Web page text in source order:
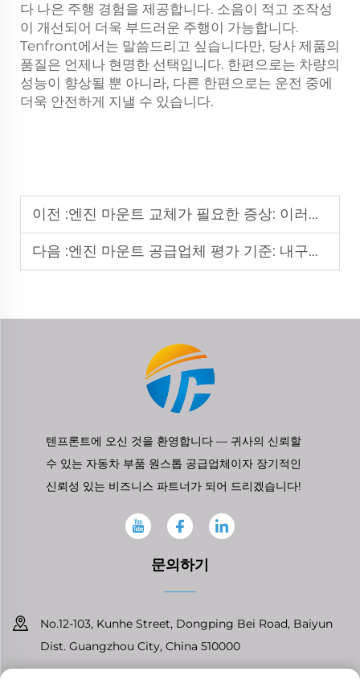
다 나은 주행 경험을 제공합니다. 소음이 적고 조작성
이 개선되어 더욱 부드러운 주행이 가능합니다.
Tenfront에서는 말씀드리고 싶습니다만, 당사 제품의
품질은 언제나 현명한 선택입니다. 한편으로는 차량의
성능이 향상될 뿐 아니라, 다른 한편으로는 운전 중에
더욱 안전하게 지낼 수 있습니다.
이전 :엔진 마운트 교체가 필요한 증상: 이러한 경고 신호를 무시하지 마세요
다음 :엔진 마운트 공급업체 평가 기준: 내구성 및 호환성
텐프론트에 오신 것을 환영합니다 — 귀사의 신뢰할
수 있는 자동차 부품 원스톱 공급업체이자 장기적인
신뢰성 있는 비즈니스 파트너가 되어 드리겠습니다!
문의하기
No.12-103, Kunhe Street, Dongping Bei Road, Baiyun
Dist. Guangzhou City, China 510000